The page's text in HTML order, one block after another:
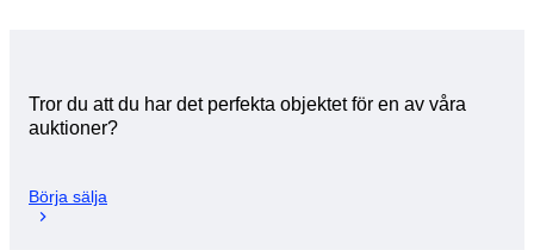
Tror du att du har det perfekta objektet för en av våra
auktioner?
Börja sälja